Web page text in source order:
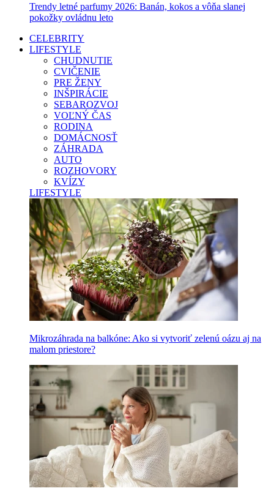
Trendy letné parfumy 2026: Banán, kokos a vôňa slanej
pokožky ovládnu leto
CELEBRITY
LIFESTYLE
CHUDNUTIE
CVIČENIE
PRE ŽENY
INŠPIRÁCIE
SEBAROZVOJ
VOĽNÝ ČAS
RODINA
DOMÁCNOSŤ
ZÁHRADA
AUTO
ROZHOVORY
KVÍZY
LIFESTYLE
Mikrozáhrada na balkóne: Ako si vytvoriť zelenú oázu aj na
malom priestore?